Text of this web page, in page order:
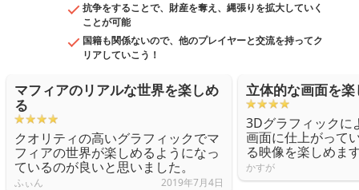
抗争をすることで、財産を奪え、縄張りを拡大していく
ことが可能
国籍も関係ないので、他のプレイヤーと交流を持ってク
リアしていこう！
マフィアのリアルな世界を楽しめ
る
クオリティの高いグラフィックでマ
フィアの世界が楽しめるようになっ
ているのが良いと思いました。
ふぃん 2019年7月4日
立体的な画面を楽
3Dグラフィックに
画面に仕上がって
る映像を楽しめま
かすが